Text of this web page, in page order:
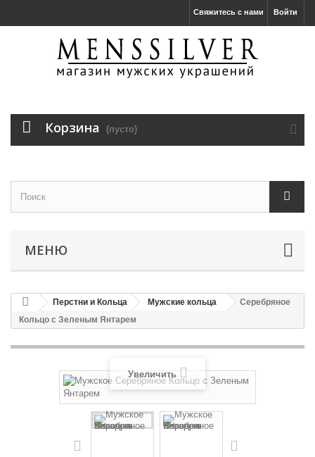
Войти
Свяжитесь с нами
Корзина (пусто)
МЕНЮ
Перстни и Кольца Мужские кольца
Серебряное
Кольцо с Зеленым Янтарем
Увеличить